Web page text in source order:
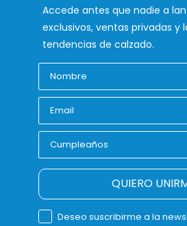
Accede antes que nadie a
exclusivos, ventas privadas y
tendencias de calzado.
QUIERO
Deseo suscribirme a la